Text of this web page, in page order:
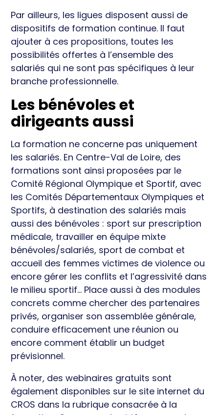
Par ailleurs, les ligues disposent aussi de
dispositifs de formation continue. Il faut
ajouter à ces propositions, toutes les
possibilités offertes à l’ensemble des
salariés qui ne sont pas spécifiques à leur
branche professionnelle.
Les bénévoles et
dirigeants aussi
La formation ne concerne pas uniquement
les salariés. En Centre-Val de Loire, des
formations sont ainsi proposées par le
Comité Régional Olympique et Sportif, avec
les Comités Départementaux Olympiques et
Sportifs, à destination des salariés mais
aussi des bénévoles : sport sur prescription
médicale, travailler en équipe mixte
bénévoles/salariés, sport de combat et
accueil des femmes victimes de violence ou
encore gérer les conflits et l’agressivité dans
le milieu sportif… Place aussi à des modules
concrets comme chercher des partenaires
privés, organiser son assemblée générale,
conduire efficacement une réunion ou
encore comment établir un budget
prévisionnel.
À noter, des webinaires gratuits sont
également disponibles sur le site internet du
CROS dans la rubrique consacrée à la